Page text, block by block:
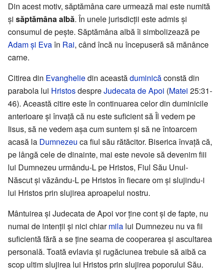
Din acest motiv, săptămâna care urmează mai este numită
şi săptămâna albă. În unele jurisdicţii este admis şi
consumul de peşte. Săptămâna albă îi simbolizează pe
Adam şi Evaîn Rai, când încă nu începuseră să mănânce
carne.
Citirea din Evangheliedin aceastăduminicăconstă din
parabola lui HristosdespreJudecata de Apoi (Matei 25:31-
46). Această citire este în continuarea celor din duminicile
anterioare şi învaţă că nu este suficient să Îl vedem pe
Iisus, să ne vedem aşa cum suntem şi să ne întoarcem
acasă la Dumnezeu ca fiul său rătăcitor. Biserica învaţă că,
pe lângă cele de dinainte, mai este nevoie să devenim fiii
lui Dumnezeu urmându-L pe Hristos, Fiul Său Unul-
Născut şi văzându-L pe Hristos în fiecare om şi slujindu-i
lui Hristos prin slujirea aproapelui nostru.
Mântuirea şi Judecata de Apoi vor ţine cont şi de fapte, nu
numai de intenţii şi nici chiarmila lui Dumnezeu nu va fii
suficientă fără a se ţine seama de cooperarea şi ascultarea
personală. Toată evlavia şi rugăciunea trebuie să aibă ca
scop ultim slujirea lui Hristos prin slujirea poporului Său.